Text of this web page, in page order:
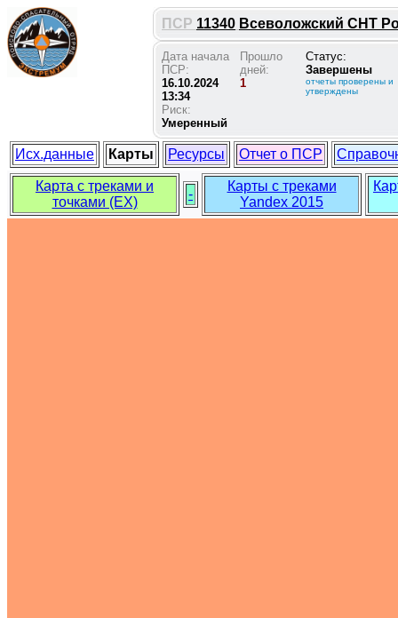
ПСР 11340 Всеволожский СНТ
Дата начала
ПСР:
16.10.2024
13:34
Риск:
Умеренный
Прошло
дней:
1
Статус:
Завершены
отчеты проверены и
утверждены
Исх.данные Карты Ресурсы Отчет о ПСР
Карта с треками и
точками (EX)
-
Карты с треками
Yandex 2015